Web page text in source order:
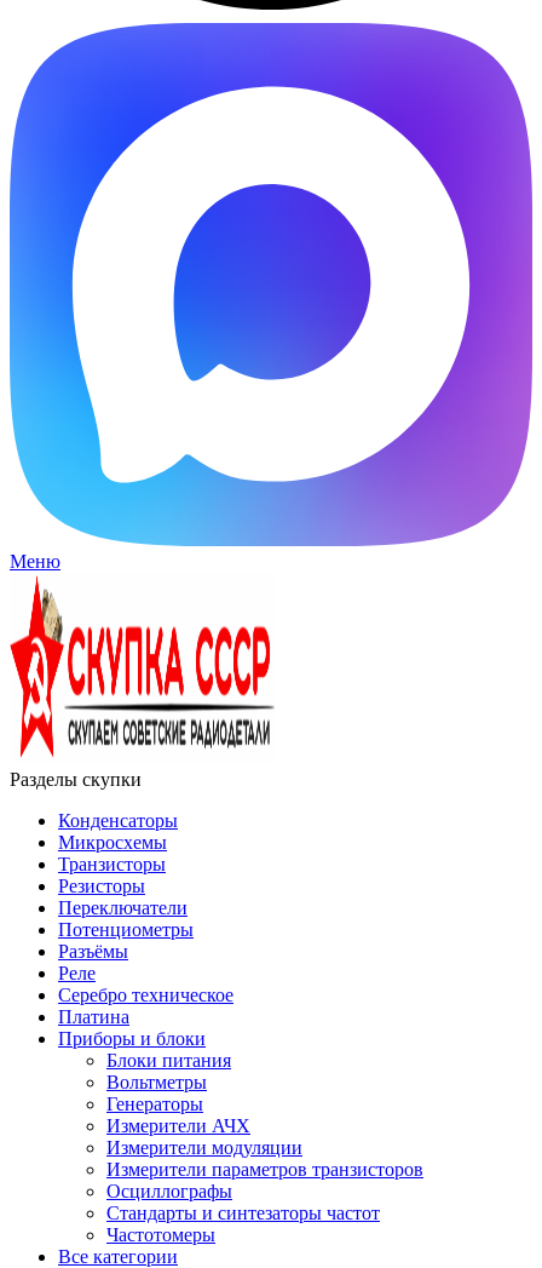
Меню
Разделы скупки
Конденсаторы
Микросхемы
Транзисторы
Резисторы
Переключатели
Потенциометры
Разъёмы
Реле
Серебро техническое
Платина
Приборы и блоки
Блоки питания
Вольтметры
Генераторы
Измерители АЧХ
Измерители модуляции
Измерители параметров транзисторов
Осциллографы
Стандарты и синтезаторы частот
Частотомеры
Все категории